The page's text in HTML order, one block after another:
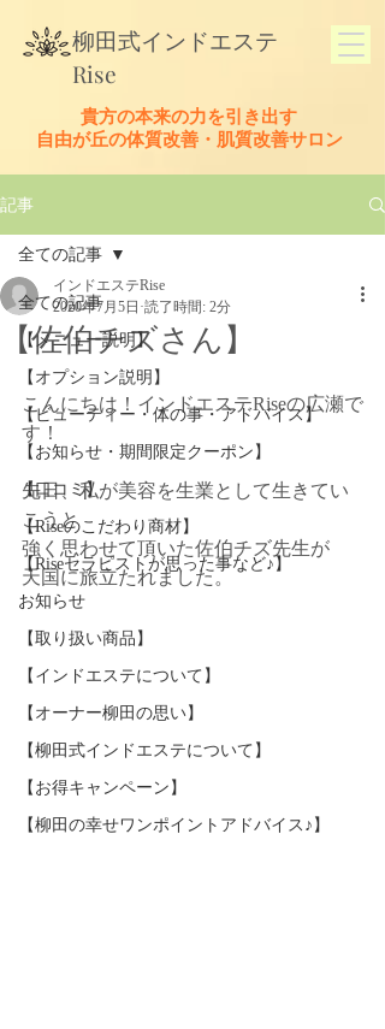
貴方の本来の力を引き出す
​自由が丘の体質改善・肌質改善サロン
​柳田式インドエステ
Rise
記事
全ての記事
【メニュー説明】
【オプション説明】
【ビューティー・体の事・アドバイス】
【お知らせ・期間限定クーポン】
【口コミ】
【Riseのこだわり商材】
【Riseセラピストが思った事など♪】
お知らせ
【取り扱い商品】
【インドエステについて】
【オーナー柳田の思い】
【柳田式インドエステについて】
【お得キャンペーン】
【柳田の幸せワンポイントアドバイス♪】
全ての記事
【佐伯チズさん】
インドエステRise
2020年7月5日 読了時間: 2分
こんにちは！インドエステRiseの広瀬で
す！﻿
先日、私が美容を生業として生きてい
こうと﻿
強く思わせて頂いた佐伯チズ先生が﻿
天国に旅立たれました。﻿